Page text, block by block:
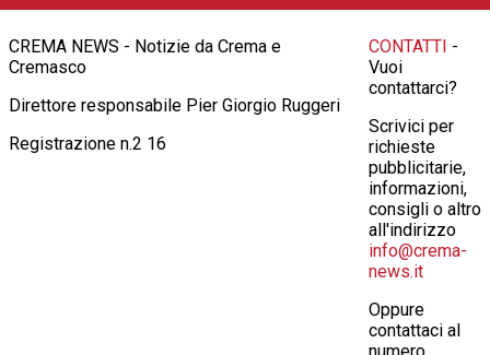
CREMA NEWS - Notizie da Crema e
Cremasco
Direttore responsabile Pier Giorgio Ruggeri
Registrazione n.2 16
CONTATTI -
Vuoi
contattarci?
Scrivici per
richieste
pubblicitarie,
informazioni,
consigli o altro
all'indirizzo
info@crema-
news.it
Oppure
contattaci al